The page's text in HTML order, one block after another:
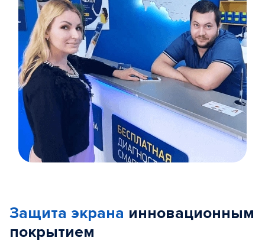
5
Защита экрана инновационным
покрытием